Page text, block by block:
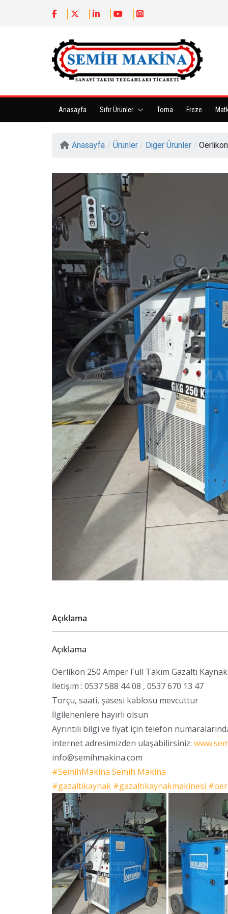
Anasayfa Sıfır Ürünler Torna Freze
Anasayfa / Ürünler / Diğer Ürünler /
Açıklama
Açıklama
Oerlikon 250 Amper Full Takım Gazaltı Kaynak
İletişim : 0537 588 44 08 , 0537 670 13 47
Torçu, saati, şasesi kablosu mevcuttur
İlgilenenlere hayırlı olsun
Ayrıntılı bilgi ve fiyat için telefon
internet adresimizden ulaşabilirsiniz:
info@semihmakina.com
#SemihMakina Semih Makina
#gazaltıkaynak #gazaltıkaynakmakinesi